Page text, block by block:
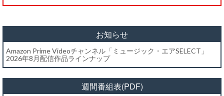
お知らせ
Amazon Prime Videoチャンネル「ミュージック・エアSELECT」
2026年8月配信作品ラインナップ
週間番組表(PDF)